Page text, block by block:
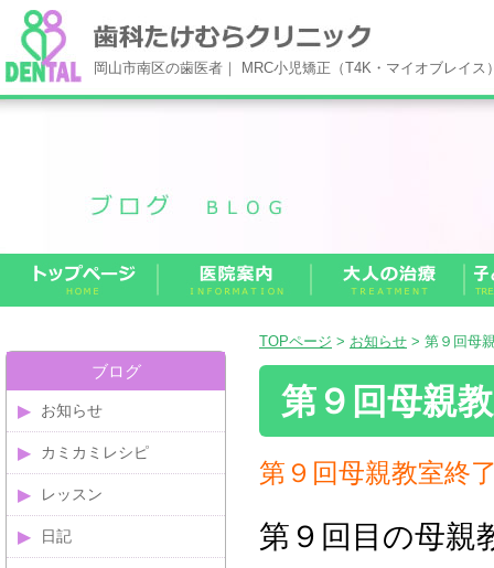
岡山市南区の歯医者｜ MRC小児矯正（T4K・マイオブレイ
TOPページ > お知らせ > 第９回母
第９回母親
第９回母親教室終
第９回目の母親
ブログ
お知らせ
カミカミレシピ
レッスン
日記